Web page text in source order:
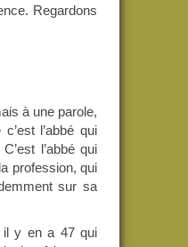
Regardons
à une parole,
l’abbé qui
l’abbé qui
profession, qui
sur sa
il y en a 47 qui